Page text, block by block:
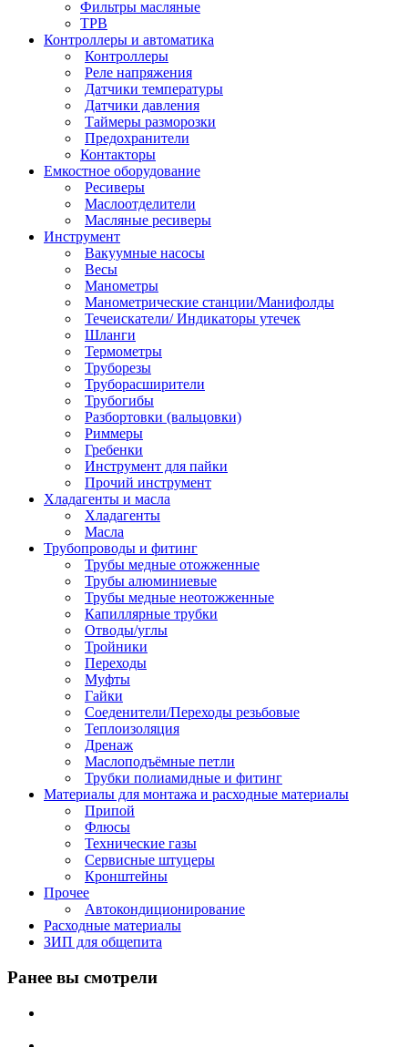
Фильтры масляные
ТРВ
Контроллеры и автоматика
Контроллеры
Реле напряжения
Датчики температуры
Датчики давления
Таймеры разморозки
Предохранители
Контакторы
Емкостное оборудование
Ресиверы
Маслоотделители
Масляные ресиверы
Инструмент
Вакуумные насосы
Весы
Манометры
Манометрические станции/Манифолды
Течеискатели/ Индикаторы утечек
Шланги
Термометры
Труборезы
Труборасширители
Трубогибы
Разбортовки (вальцовки)
Риммеры
Гребенки
Инструмент для пайки
Прочий инструмент
Хладагенты и масла
Хладагенты
Масла
Трубопроводы и фитинг
Трубы медные отожженные
Трубы алюминиевые
Трубы медные неотожженные
Капиллярные трубки
Отводы/углы
Тройники
Переходы
Муфты
Гайки
Соеденители/Переходы резьбовые
Теплоизоляция
Дренаж
Маслоподъёмные петли
Трубки полиамидные и фитинг
Материалы для монтажа и расходные материалы
Припой
Флюсы
Технические газы
Сервисные штуцеры
Кронштейны
Прочее
Автокондиционирование
Расходные материалы
ЗИП для общепита
Ранее вы смотрели